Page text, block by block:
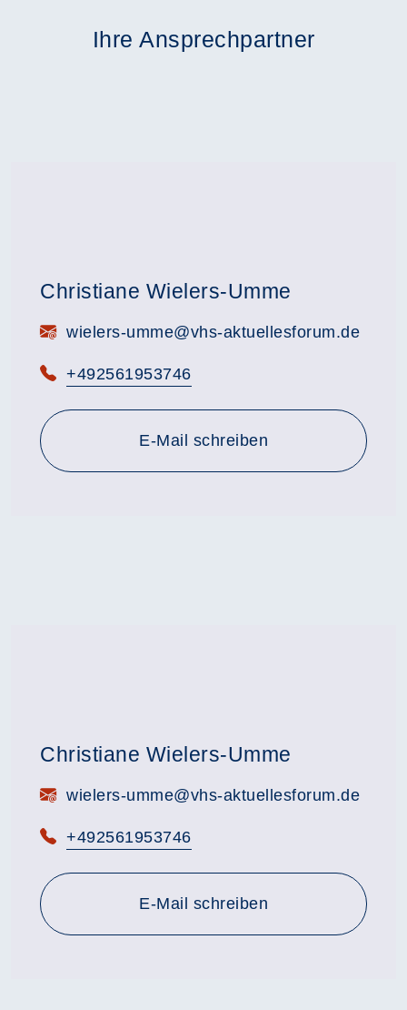
Ihre Ansprechpartner
Christiane Wielers-Umme
E-Mail:wielers-umme@vhs-aktuellesforum.de
Telefon:
+492561953746
E-Mail schreiben
Christiane Wielers-Umme
E-Mail:wielers-umme@vhs-aktuellesforum.de
Telefon:
+492561953746
E-Mail schreiben